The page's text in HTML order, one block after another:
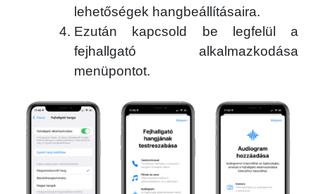
lehetőségek hangbeállításaira.
Ezután kapcsold be legfelül a
fejhallgató alkalmazkodása
menüpontot.